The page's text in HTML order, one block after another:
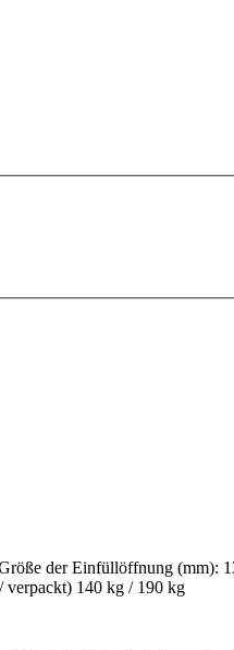
der Einfüllöffnung (mm):
verpackt) 140 kg / 190 kg